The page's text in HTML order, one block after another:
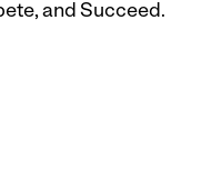
and Succeed.